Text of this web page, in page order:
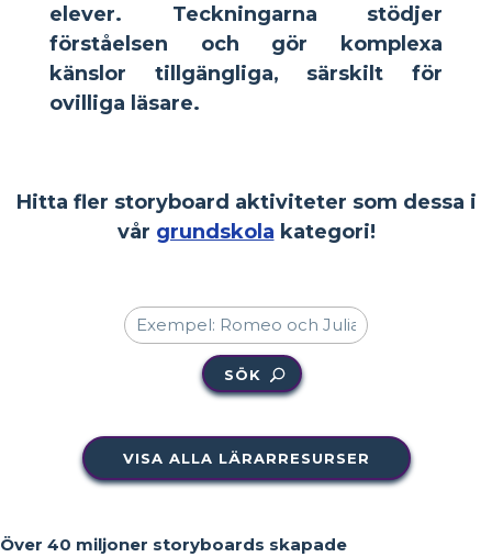
elever. Teckningarna stödjer
förståelsen och gör komplexa
känslor tillgängliga, särskilt för
ovilliga läsare.
Hitta fler storyboard aktiviteter som dessa i
vår grundskola kategori!
SÖK
VISA ALLA LÄRARRESURSER
Över 40 miljoner storyboards skapade